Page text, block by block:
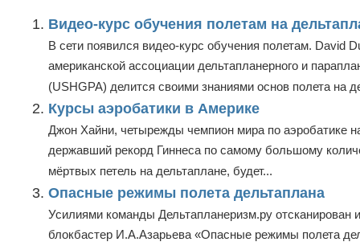
Видео-курс обучения полетам на
В сети появился видео-курс обучения полетам. David
американской ассоциации дельтапланерного и
(USHGPA) делится своими знаниями основ полета на
Курсы аэробатики в Америке
Джон Хайни, четырежды чемпион мира по аэробатике
державший рекорд Гиннеса по самому большому
мёртвых петель на дельтаплане, будет...
Опасные режимы полета дельтаплана
Усилиями команды Дельтапланеризм.ру отсканирован
блокбастер И.А.Азарьева «Опасные режимы полета